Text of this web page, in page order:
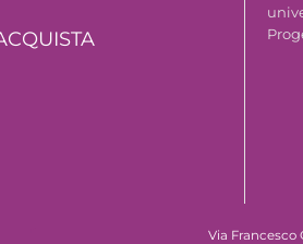
Via Francesco